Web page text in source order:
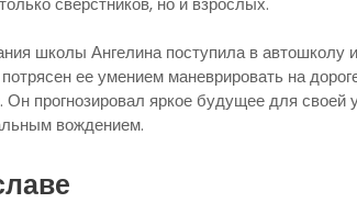
школы Ангелина поступила в автошколу
ее умением маневрировать на
Он прогнозировал яркое будущее для своей
вождением.